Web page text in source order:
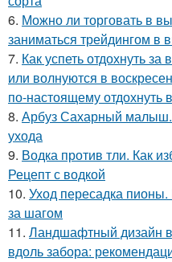
6. Можно ли торговать в
заниматься трейдингом в
7. Как успеть отдохнуть
или волнуются в
по-настоящему отдохнуть
8. Арбуз Сахарный
ухода
9. Водка против тли. Как
Рецепт с водкой
10. Уход пересадка
за шагом
11. Ландшафтный дизайн
вдоль забора: